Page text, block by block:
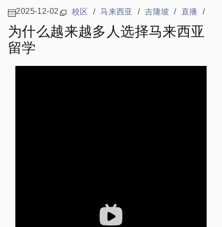
2025-12-02 校区 / 马来西亚 / 吉隆坡 / 直播 /
为什么越来越多人选择马来西亚
留学